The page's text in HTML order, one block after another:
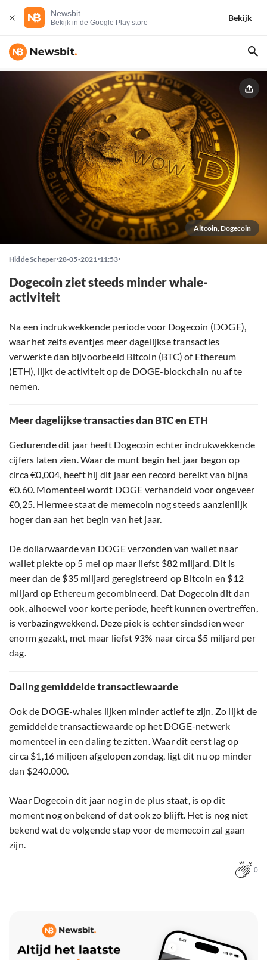
Newsbit
Bekijk in de Google Play store
Bekijk
Altcoin, Dogecoin
Hidde Scheper 28-05-2021 11:53
Dogecoin ziet steeds minder whale-
activiteit
Na een indrukwekkende periode voor Dogecoin (DOGE),
waar het zelfs eventjes meer dagelijkse transacties
verwerkte dan bijvoorbeeld Bitcoin (BTC) of Ethereum
(ETH), lijkt de activiteit op de DOGE-blockchain nu af te
nemen.
Meer dagelijkse transacties dan BTC en ETH
Gedurende dit jaar heeft Dogecoin echter indrukwekkende
cijfers laten zien. Waar de munt begin het jaar begon op
circa €0,004, heeft hij dit jaar een record bereikt van bijna
€0.60. Momenteel wordt DOGE verhandeld voor ongeveer
€0,25. Hiermee staat de memecoin nog steeds aanzienlijk
hoger dan aan het begin van het jaar.
De dollarwaarde van DOGE verzonden van wallet naar
wallet piekte op 5 mei op maar liefst $82 miljard. Dit is
meer dan de $35 miljard geregistreerd op Bitcoin en $12
miljard op Ethereum gecombineerd. Dat Dogecoin dit dan
ook, alhoewel voor korte periode, heeft kunnen overtreffen,
is verbazingwekkend. Deze piek is echter sindsdien weer
enorm gezakt, met maar liefst 93% naar circa $5 miljard per
dag.
Daling gemiddelde transactiewaarde
Ook de DOGE-whales lijken minder actief te zijn. Zo lijkt de
gemiddelde transactiewaarde op het DOGE-netwerk
momenteel in een daling te zitten. Waar dit eerst lag op
circa $1,16 miljoen afgelopen zondag, ligt dit nu op minder
dan $240.000.
Waar Dogecoin dit jaar nog in de plus staat, is op dit
moment nog onbekend of dat ook zo blijft. Het is nog niet
bekend wat de volgende stap voor de memecoin zal gaan
zijn.
0